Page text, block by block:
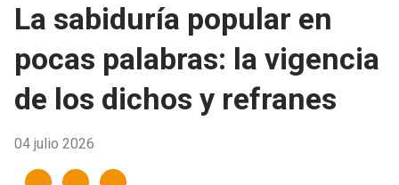
La sabiduría popular en
pocas palabras: la vigencia
de los dichos y refranes
04 julio 2026